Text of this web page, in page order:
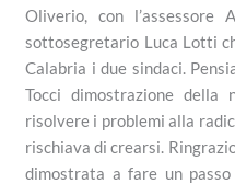
Oliverio, con l’assessore
sottosegretario Luca Lotti
Calabria i due sindaci.
Tocci dimostrazione
risolvere i problemi alla
rischiava di crearsi.
dimostrata a fare un